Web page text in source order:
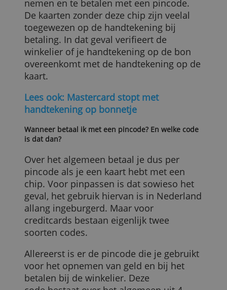
Over het algemeen betaal je met
je handtekening als je een creditcard
bezit die nog geen chip bevat. Alleen met
de chip is het mogelijk om geld op te
nemen en te betalen met een pincode.
De kaarten zonder deze chip zijn veelal
toegewezen op de handtekening bij
betaling. In dat geval verifieert de
winkelier of je handtekening op de bon
overeenkomt met de handtekening op
kaart.
Lees ook: Mastercard stopt met
handtekening op bonnetje
Wanneer betaal ik met een pincode? En welke code
is dat dan?
pincode als je een kaart hebt met een
chip. Voor pinpassen is dat sowieso het
geval, het gebruik hiervan is in